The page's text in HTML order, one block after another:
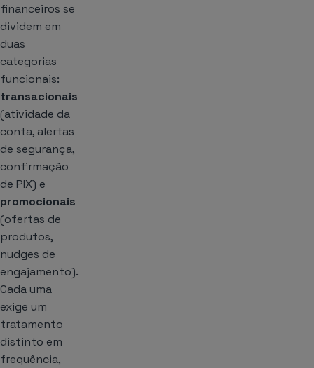
financeiros se
dividem em
duas
categorias
funcionais:
transacionais
(atividade da
conta, alertas
de segurança,
confirmação
de PIX) e
promocionais
(ofertas de
produtos,
nudges de
engajamento).
Cada uma
exige um
tratamento
distinto em
frequência,